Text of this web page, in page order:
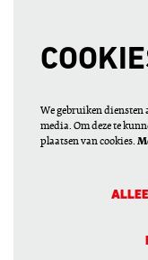
We gebruiken diensten
media. Om deze te
plaatsen van cookies.